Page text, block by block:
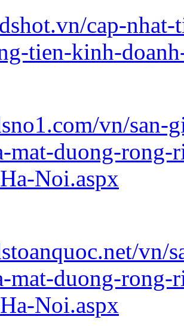
cap-
tien-kinh-
vn/san-
mat-duong-
Noi.aspx
vn/
mat-duong-
Noi.aspx